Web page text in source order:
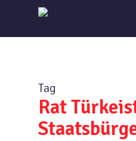
main
Tag
Rat